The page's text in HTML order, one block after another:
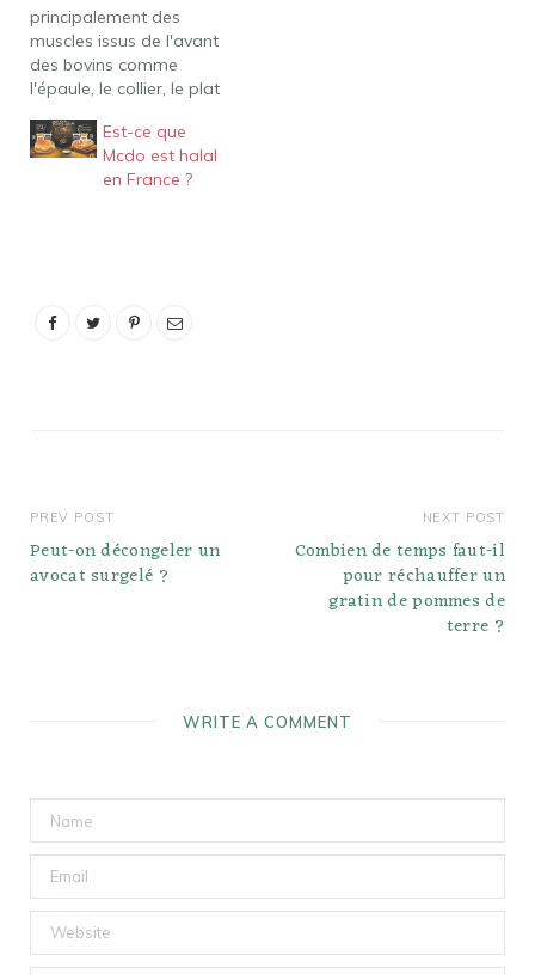
principalement des
muscles issus de l'avant
des bovins comme
l'épaule, le collier, le plat
les viandes sont
grossièrement hachées
par d'immenses
Mcdo ?…
Est-ce que
Mcdo est halal
en France ?
PREV POST
Peut-on décongeler un
avocat surgelé ?
NEXT POST
Combien de temps faut-il
pour réchauffer un
gratin de pommes de
terre ?
WRITE A COMMENT